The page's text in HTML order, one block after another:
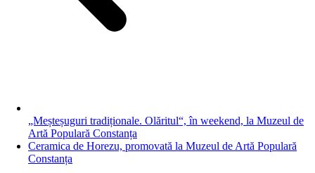
„Meșteșuguri tradiționale. Olăritul“, în weekend, la Muzeul de
Artă Populară Constanța
Ceramica de Horezu, promovată la Muzeul de Artă Populară
Constanța